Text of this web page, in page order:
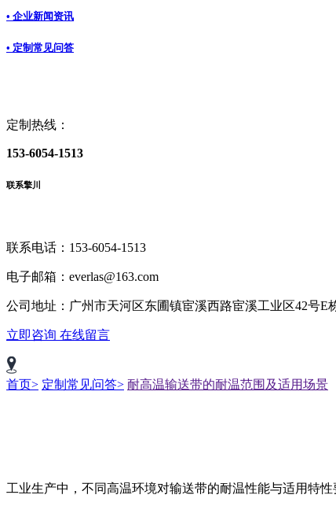
• 企业新闻资讯
• 定制常见问答
定制热线：
153-6054-1513
联系擎川
联系电话：153-6054-1513
电子邮箱：everlas@163.com
公司地址：广州市天河区东圃镇宦溪西路宦溪工业区42号E
立即咨询 在线留言
首页> 定制常见问答> 耐高温输送带的耐温范围及适用场景
工业生产中，不同高温环境对输送带的耐温性能与适用特